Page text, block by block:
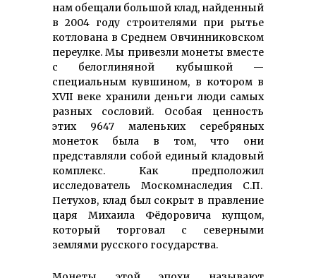
нам обещали большой клад, найденный
в 2004 году строителями при рытье
котлована в Среднем Овчинниковском
переулке. Мы привезли монеты вместе
с белоглиняной кубышкой —
специальным кувшином, в котором в
XVII веке хранили деньги люди самых
разных сословий. Особая ценность
этих 9647 маленьких серебряных
монеток была в том, что они
представляли собой единый кладовый
комплекс. Как предположил
исследователь Москомнаследия С.П.
Петухов, клад был сокрыт в правление
царя Михаила Фёдоровича купцом,
который торговал с северными
землями русского государства.